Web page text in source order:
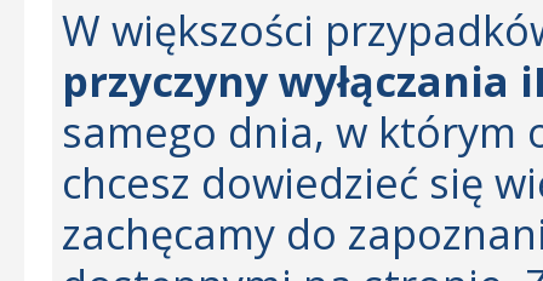
W większości
przyczyny wyłączania
samego dnia, w którym
chcesz dowiedzieć się
zachęcamy do